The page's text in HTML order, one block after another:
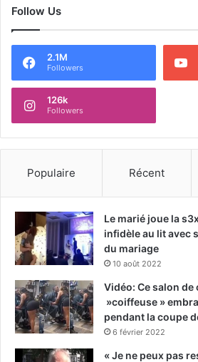
Follow Us
2.1M
Followers
126k
Followers
Populaire Récent
Le marié joue la
infidèle au lit avec
du mariage
10 août 2022
Vidéo: Ce salon
»coiffeuse »
pendant la coupe
6 février 2022
« Je ne peux pas